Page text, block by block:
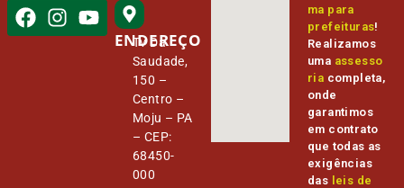
ENDEREÇO
Tv Da
Saudade,
150 –
Centro –
Moju – PA
– CEP:
68450-
000
ma para
prefeituras!
Realizamos
uma assesso
ria completa,
onde
garantimos
em contrato
que todas as
exigências
das leis de